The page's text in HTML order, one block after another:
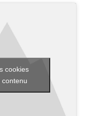
cookies
contenu